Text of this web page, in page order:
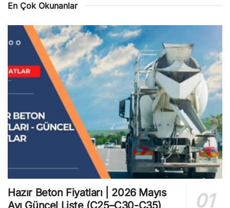
En Çok Okunanlar
Hazır Beton Fiyatları | 2026 Mayıs
Ayı Güncel Liste (C25–C30-C35)